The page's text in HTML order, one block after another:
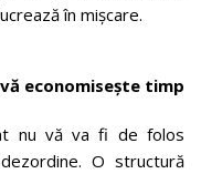
în mișcare.
economisește timp
nu vă va fi de folos
O structură